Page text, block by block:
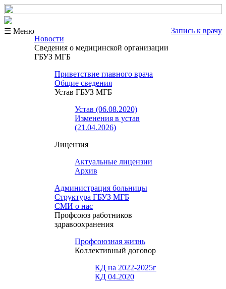
☰ Меню
Запись к врачу
Новости
Сведения о медицинской организации
ГБУЗ МГБ
Приветствие главного врача
Общие сведения
Устав ГБУЗ МГБ
Устав (06.08.2020)
Изменения в устав
(21.04.2026)
Лицензия
Актуальные лицензии
Архив
Администрация больницы
Структура ГБУЗ МГБ
СМИ о нас
Профсоюз работников
здравоохранения
Профсоюзная жизнь
Коллективный договор
КД на 2022-2025г
КД 04.2020